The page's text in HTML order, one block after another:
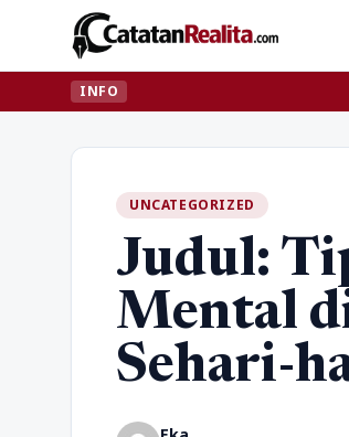
INFO
UNCATEGORIZED
Judul:
Mental
Sehari-